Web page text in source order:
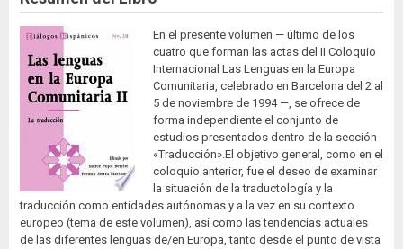
En el presente volumen — último de los
cuatro que forman las actas del II Coloquio
Internacional Las Lenguas en la Europa
Comunitaria, celebrado en Barcelona del 2 al
5 de noviembre de 1994 —, se ofrece de
forma independiente el conjunto de
estudios presentados dentro de la sección
«Traducción».El objetivo general, como en el
coloquio anterior, fue el deseo de examinar
la situación de la traductología y la
traducción como entidades autónomas y a la vez en su contexto
europeo (tema de este volumen), así como las tendencias actuales
de las diferentes lenguas de/en Europa, tanto desde el punto de vista